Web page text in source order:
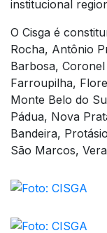
institucional
O Cisga é
Rocha, Antônio
Barbosa,
Farroupilha,
Monte Belo do
Pádua, Nova
Bandeira,
São Marcos,